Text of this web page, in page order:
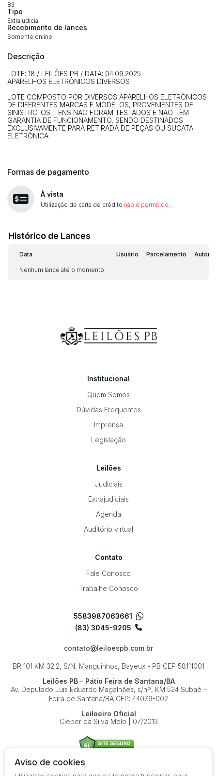
83
Tipo
Extrajudicial
Recebimento de lances
Somente online
Descrição
LOTE: 18 / LEILÕES PB / DATA: 04.09.2025
APARELHOS ELETRÔNICOS DIVERSOS
LOTE COMPOSTO POR DIVERSOS APARELHOS ELETRÔNICOS
DE DIFERENTES MARCAS E MODELOS, PROVENIENTES DE
SINISTRO. OS ITENS NÃO FORAM TESTADOS E NÃO TÊM
GARANTIA DE FUNCIONAMENTO, SENDO DESTINADOS
EXCLUSIVAMENTE PARA RETIRADA DE PEÇAS OU SUCATA
ELETRÔNICA.
Formas de pagamento
À vista
Utilização de carta de crédito não é permitido.
Histórico de Lances
Data Usuário Parcelamento
Nenhum lance até o momento
Institucional
Quem Somos
Dúvidas Frequentes
Imprensa
Legislação
Leilões
Judiciais
Extrajudiciais
Agenda
Auditório virtual
Contato
Fale Conosco
Trabalhe Conosco
5583987063661
(83) 3045-9205
contato@leiloespb.com.br
BR 101 KM 32.2, S/N, Manguinhos, Bayeux - PB CEP 58111001
Leilões PB – Pátio Feira de Santana/BA
Av. Deputado Luis Eduardo Magalhães, s/nº, KM 524Subaé –
Feira de Santana/BA CEP: 44079-002
Leiloeiro Oficial
Cleber da Silva Melo | 07/2013
Aviso de cookies